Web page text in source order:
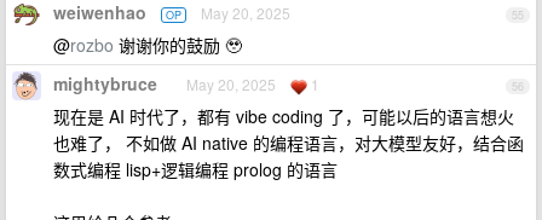
55
weiwenhao OP May 20, 2025
@rozbo 谢谢你的鼓励 🥹
56
mightybruce May 20, 2025 1
现在是 AI 时代了，都有 vibe coding 了，可能以后的语言想火
也难了， 不如做 AI native 的编程语言，对大模型友好，结合函
数式编程 lisp+逻辑编程 prolog 的语言